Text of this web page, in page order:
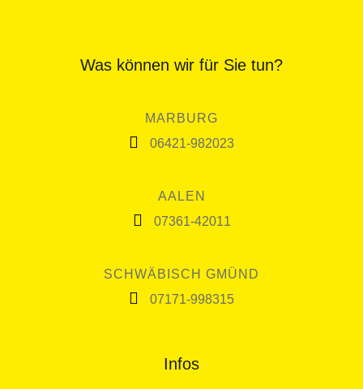
Was können wir für Sie tun?
MARBURG
06421-982023
AALEN
07361-42011
SCHWÄBISCH GMÜND
07171-998315
Infos